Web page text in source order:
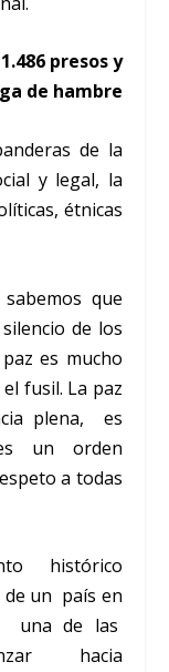
presos y
de hambre
de la
y legal, la
étnicas
que
de los
es mucho
fusil. La paz
plena, es
un orden
a todas
histórico
de un país en
una de las
hacia